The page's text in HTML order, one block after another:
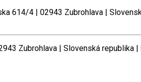
614/4 | 02943 Zubrohlava |
Zubrohlava | Slovenská republika |